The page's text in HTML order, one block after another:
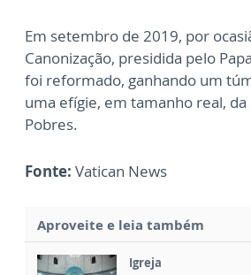
Em setembro de 2019, por
Canonização, presidida pelo
foi reformado, ganhando um
uma efígie, em tamanho real, da
Pobres.
Fonte: Vatican News
Aproveite e leia também
Igreja